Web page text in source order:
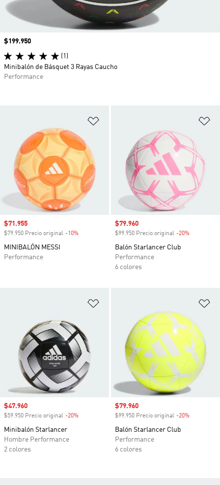
Precio de venta
$71.955
$79.950 Precio original -10%
MINIBALÓN MESSI
Performance
Precio de venta
$79.960
$99.950 Precio original -20%
Balón Starlancer Club
Performance
6 colores
Precio de venta
$47.960
$59.950 Precio original -20%
Minibalón Starlancer
Hombre Performance
2 colores
Precio de venta
$79.960
$99.950 Precio original -20%
Balón Starlancer Club
Performance
6 colores
Precio
$199.950
(1)
Minibalón de Básquet 3 Rayas Caucho
Performance